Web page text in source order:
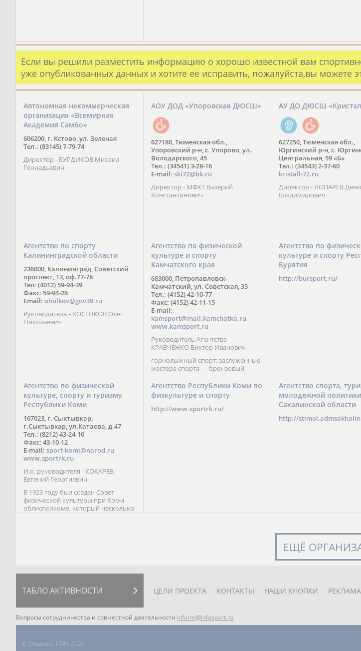
Если вы решили разместить информацию о хорошо известной вам
уже опубликованных данных и хотите ее исправить, пожалуйста,вы можете
Автономная некоммерческая
организация «Всемирная
Академия Самбо»
606200, г. Кстово, ул. Зеленая
Тел.: (83145) 7-79-74
Директор - БУРДИКОВ Михаил
Геннадьевич
АОУ ДОД «Упоровская ДЮСШ»
627180, Тюменская обл.,
Упоровский р-н, с. Упорово, ул.
Володарского, 45
Тел.: (34541) 3-28-16
E-mail: ski72@bk.ru
Директор - МФХТ Валерий
Константинович
АУ ДО ДЮСШ
627250, Тюменская обл.,
Юргинский р-н, с.
Центральная, 59 «Б»
Тел.: (34543) 2-37-60
kristall-72.ru
Директор - ЛОПАРЕВ
Владимирович
Агентство по спорту
Калининградской области
236000, Калининград, Советский
проспект, 13, оф.77-78
Тел: (4012) 59-94-39
Факс: 59-94-26
Email: ohulkov@gov39.ru
Руководитель - КОСЕНКОВ Олег
Николаевич
Агентство по физической
культуре и спорту
Камчатского края
683000, Петропавловск-
Камчатский, ул. Советская, 35
Тел.: (4152) 42-10-77
Факс: (4152) 42-11-15
E-mail:
kamsport@mail.kamchatka.ru
www.kamsport.ru
Руководитель Агентства -
КРАВЧЕНКО Виктор Иванович
горнолыжный спорт: заслуженные
мастера спорта — бронзовый
призер Кубка мира (1997),
обладатель Кубка Европы (2002) В.
Зеленская; бронзовый призер
Паралимпийских игр в Солт-Лейк-
Сити (2002) А. Мошкин; мастер
Агентство по
культуре и спорту
Бурятия
http://bursport.ru/
Агентство по физической
культуре, спорту и туризму
Республики Коми
167023, г. Сыктывкар,
г.Сыктывкар, ул.Катаева, д.47
Тел.: (8212) 43-24-16
Факс: 43-10-12
E-mail: sport-komi@narod.ru
www.sportrk.ru
И.о. руководителя - КОКАРЕВ
Евгений Георгиевич
В 1923 году был создан Совет
физической культуры при Коми
облисполкоме, который несколько
раз реорганизовывался; с 1994 года
Агентство Республики Коми по
физкультуре и спорту
http://www.sportrk.ru/
Агентство спорта,
молодежной политики
Сахалинской области
http://
ЕЩЁ
ТАБЛО АКТИВНОСТИ ЦЕЛИ ПРОЕКТА КОНТАКТЫ НАШИ КНОПКИ РЕКЛАМА
Вопросы сотрудничества и совместной деятельности inform@infosport.ru
© Стадион, 1998-2026